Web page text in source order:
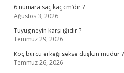
6 numara saç kaç cm’dir ?
Ağustos 3, 2026
Tuyug neyin karşılığıdır ?
Temmuz 29, 2026
Koç burcu erkeği sekse düşkün müdür ?
Temmuz 26, 2026